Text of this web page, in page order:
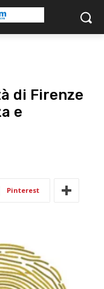
di Firenze
e
Pinterest